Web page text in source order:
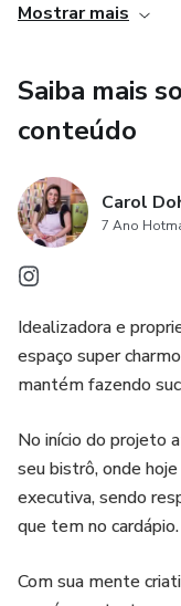
forma prática e
tornando o
descontraída, sem
tempo.
4. Experiência
extra-master-
prometendo
já tenha
a oportunidade de
gastronômica de
surpreendentes.
Mostrar mais
Saiba mais
conteúdo
Carol
7 Ano
Idealizadora e
espaço super
mantém fazendo
No início do projeto
seu bistrô, onde
executiva, sendo
que tem no cardápio.
Com sua mente